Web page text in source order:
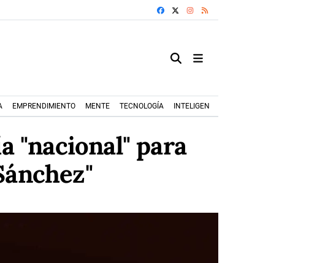
FACEBOOKINSTAGRAM
EMPRENDIMIENTO MENTE TECNOLOGÍA INTELIGENCIA ARTIFICIAL
"nacional" para